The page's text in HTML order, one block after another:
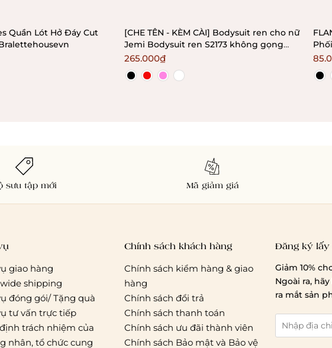
Hồ Chí Minh:Áp
Vietelpost/
chuyển khác
Hà Nội và các
đối tác vận
Quần Lót Hở Đáy Cut
[CHE TÊN - KÈM CÀI] Bodysuit ren cho nữ
Jemi Bodysuit ren S2173 không gọng
không mút Bralettehousevn
265.000₫
sưu tập mới Mã giảm giá
giao hàng
shipping
đóng gói/ Tặng quà
tư vấn trực tiếp
trách nhiệm của
nhân, tổ chức cung
Chính sách khách hàng
Chính sách kiểm hàng & giao
hàng
Chính sách đổi trả
Chính sách thanh toán
Chính sách ưu đãi thành viên
Chính sách Bảo mật và Bảo vệ
Đăng ký lấy
Giảm 10%
Ngoài ra,
ra mắt sản